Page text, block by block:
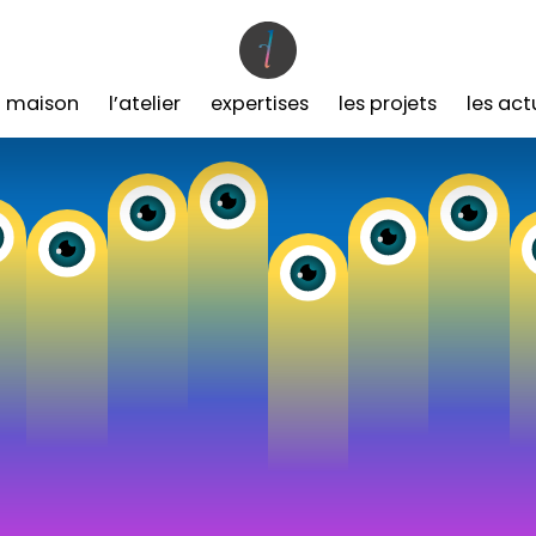
maison l’atelier expertises les projets les